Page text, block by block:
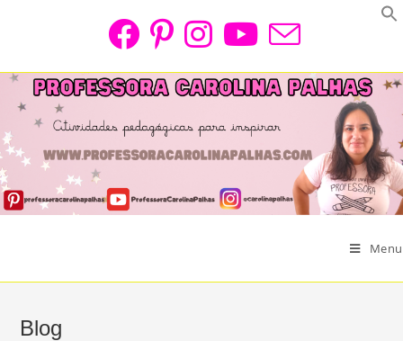
Menu
Blog